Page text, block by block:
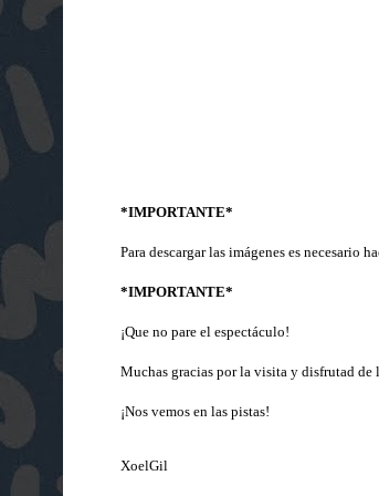
*IMPORTANTE*
Para descargar las imágenes es necesario
*IMPORTANTE*
¡Que no pare el espectáculo!
Muchas gracias por la visita y disfrutad de
¡Nos vemos en las pistas!
XoelGil